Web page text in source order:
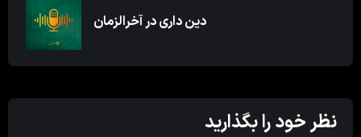
دین داری در آخرالزمان
نظر خود را بگذارید